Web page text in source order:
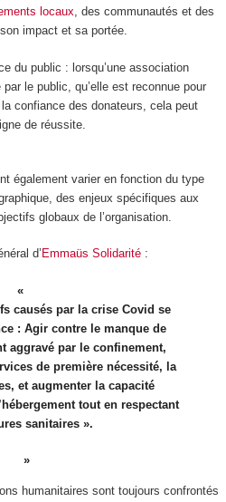
locaux, des communautés et des
impact et sa portée.
du public : lorsqu’une association
le public, qu’elle est reconnue pour
confiance des donateurs, cela peut
de réussite.
également varier en fonction du type
des enjeux spécifiques aux
globaux de l’organisation.
d’ Emmaüs Solidarité:
causés par la crise Covid se
: Agir contre le manque de
aggravé par le confinement,
de première nécessité, la
et augmenter la capacité
tout en respectant
sanitaires ».
humanitaires sont toujours confrontés